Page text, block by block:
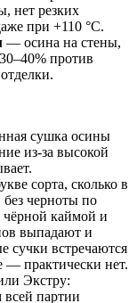
нет резких
при +110 °C.
— осина на стены,
против
сушка осины
из-за высокой
сорта, сколько в
черноты по
каймой и
выпадают и
сучки встречаются
— практически нет.
Экстру:
всей партии